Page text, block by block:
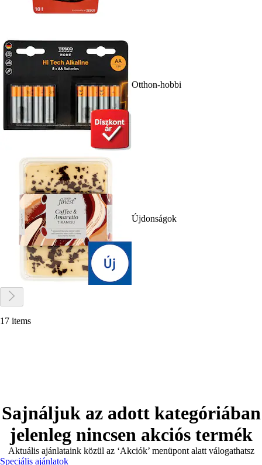
Otthon-hobbi
Újdonságok
17 items
Sajnáljuk az adott kategóriában
jelenleg nincsen akciós termék
Aktuális ajánlataink közül az ‘Akciók’ menüpont alatt válogathatsz
Speciális ajánlatok